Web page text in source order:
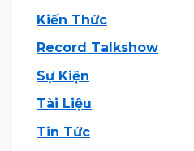
Kiến Thức
Record Talkshow
Sự Kiện
Tài Liệu
Tin Tức